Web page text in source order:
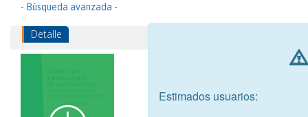
- Búsqueda avanzada -
Detalle
Estimados usuarios: